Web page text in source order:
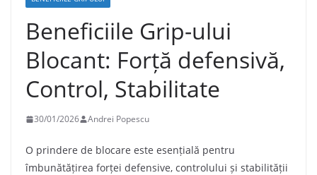
Beneficiile Grip-ului
Blocant: Forță defensivă,
Control, Stabilitate
30/01/2026 Andrei Popescu
O prindere de blocare este esențială pentru
îmbunătățirea forței defensive, controlului și stabilității